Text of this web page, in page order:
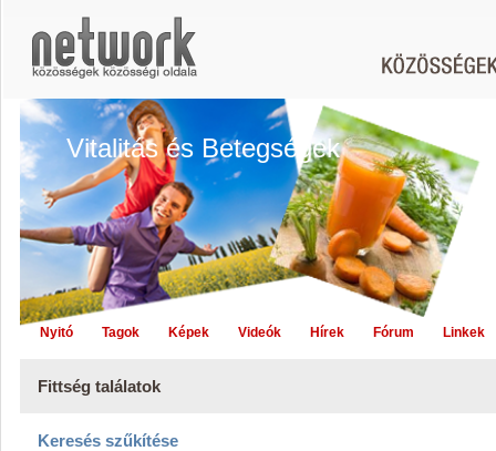
Vitalitás és Betegségek
Nyitó Tagok Képek Videók Hírek Fórum Linkek
Fittség találatok
Keresés szűkítése